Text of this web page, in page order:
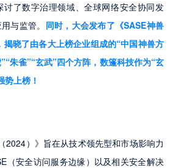
讨了数字治理领域、全球网络安全协同发
与监管。 同时，大会发布了《SASE神兽
晓了由各大上榜企业组成的“中国神兽方
朱雀”“玄武”四个方阵，数篷科技作为“玄
势上榜！
2024）》旨在从技术领先型和市场影响力
（安全访问服务边缘）以及相关安全解决